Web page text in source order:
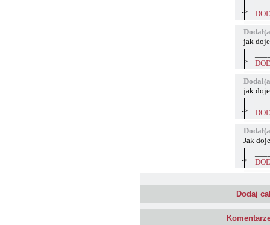
->
jak
->
jak
->
Jak
->
Dodaj